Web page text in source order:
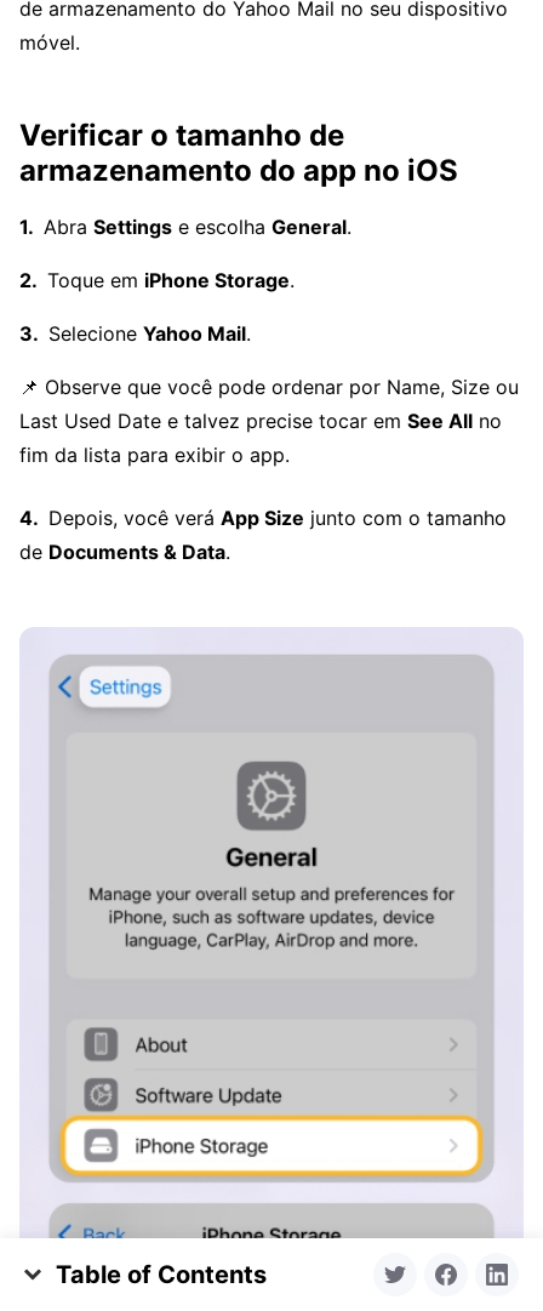
Table of Contents
de armazenamento do Yahoo Mail no seu dispositivo
móvel.
Verificar o tamanho de
armazenamento do app no iOS
Abra Settings e escolha General.
Toque em iPhone Storage.
Selecione Yahoo Mail.
📌 Observe que você pode ordenar por Name, Size ou
Last Used Date e talvez precise tocar em See All no
fim da lista para exibir o app.
Depois, você verá App Size junto com o tamanho
de Documents & Data.